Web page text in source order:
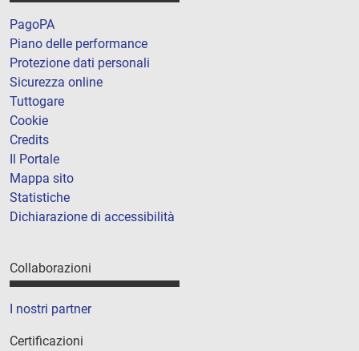
PagoPA
Piano delle performance
Protezione dati personali
Sicurezza online
Tuttogare
Cookie
Credits
Il Portale
Mappa sito
Statistiche
Dichiarazione di accessibilità
Collaborazioni
I nostri partner
Certificazioni